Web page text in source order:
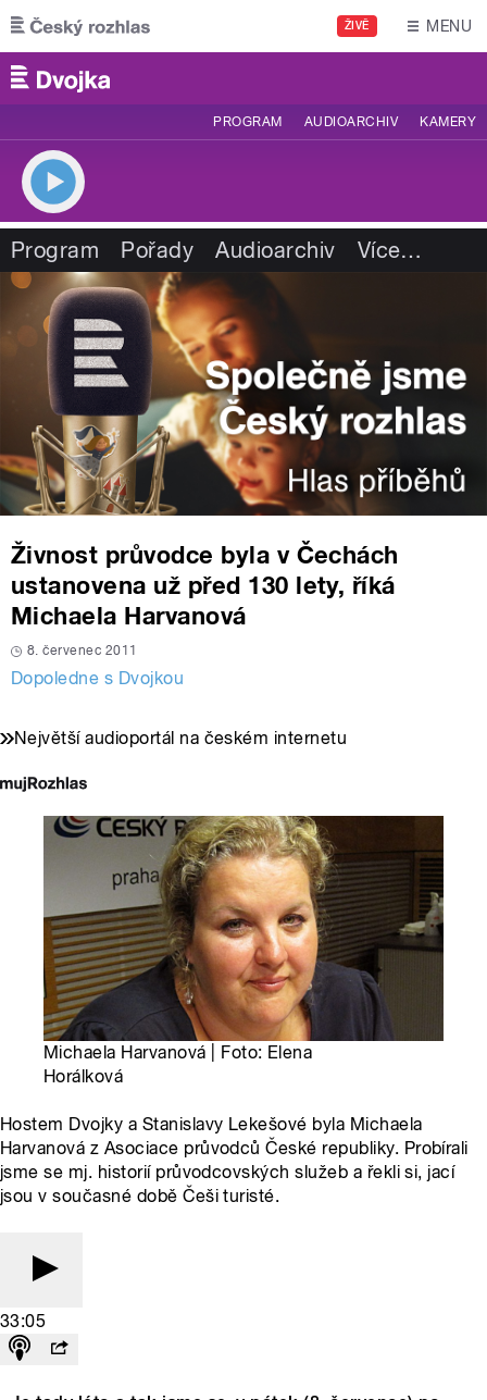
Přejít k hlavnímu obsahu
ŽIVĚ MENU
PROGRAM AUDIOARCHIV KAMERY
Program Pořady Audioarchiv Více…
Živnost průvodce byla v Čechách
ustanovena už před 130 lety, říká
Michaela Harvanová
8. červenec 2011
Dopoledne s Dvojkou
Největší audioportál na českém internetu
Michaela Harvanová | Foto: Elena
Horálková
Hostem Dvojky a Stanislavy Lekešové byla Michaela
Harvanová z Asociace průvodců České republiky. Probírali
jsme se mj. historií průvodcovských služeb a řekli si, jací
jsou v současné době Češi turisté.
33:05